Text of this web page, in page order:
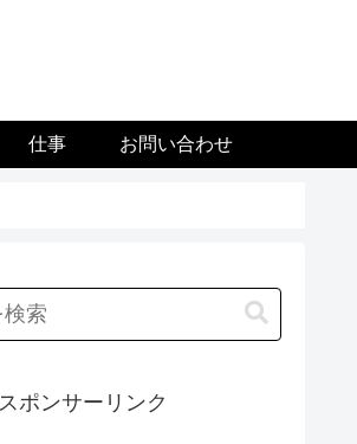
仕事 お問い合わせ
スポンサーリンク